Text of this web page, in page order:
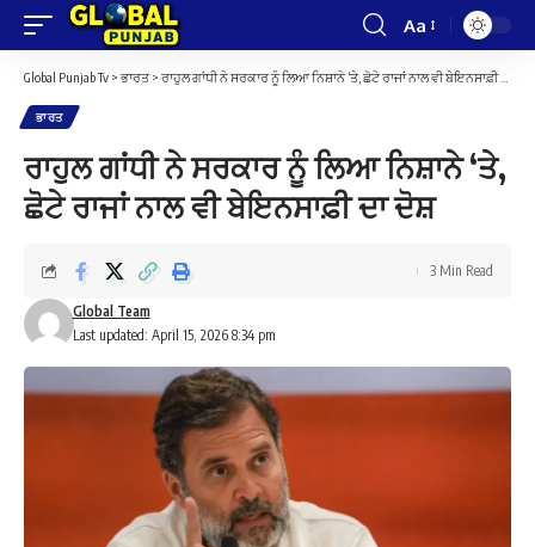
Font
Resizer
Aa
Global Punjab Tv > ਭਾਰਤ> ਰਾਹੁਲ ਗਾਂਧੀ ਨੇ ਸਰਕਾਰ ਨੂੰ ਲਿਆ ਨਿਸ਼ਾਨੇ ‘ਤੇ, ਛੋਟੇ ਰਾਜਾਂ ਨਾਲ ਵੀ ਬੇਇਨਸਾਫ਼ੀ ਦਾ ਦੋਸ਼
ਭਾਰਤ
ਰਾਹੁਲ ਗਾਂਧੀ ਨੇ ਸਰਕਾਰ ਨੂੰ ਲਿਆ ਨਿਸ਼ਾਨੇ ‘ਤੇ,
ਛੋਟੇ ਰਾਜਾਂ ਨਾਲ ਵੀ ਬੇਇਨਸਾਫ਼ੀ ਦਾ ਦੋਸ਼
Last updated: April 15, 2026 8:34 pm
Global Team
3 Min Read